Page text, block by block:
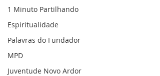
1 Minuto Partilhando
Espiritualidade
Palavras do Fundador
MPD
Juventude Novo Ardor